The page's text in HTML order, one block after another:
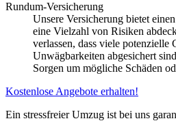
Rundum-Versicherung
Unsere Versicherung bietet
eine Vielzahl von Risiken
verlassen, dass viele potenzielle
Unwägbarkeiten abgesichert
Sorgen um mögliche Schäden
Kostenlose Angebote erhalten!
Ein stressfreier Umzug ist bei uns